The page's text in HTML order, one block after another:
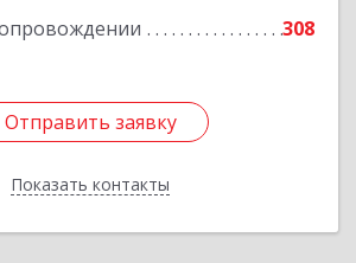
308
Отправить заявку
Показать контакты
Подробнее
Отправить заявку
Назад